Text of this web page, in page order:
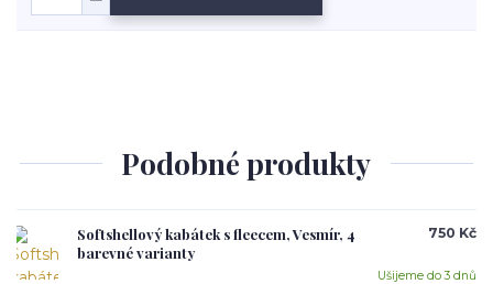
Podobné produkty
Softshellový kabátek s fleecem, Vesmír, 4
barevné varianty
750 Kč
Ušijeme do 3 dnů